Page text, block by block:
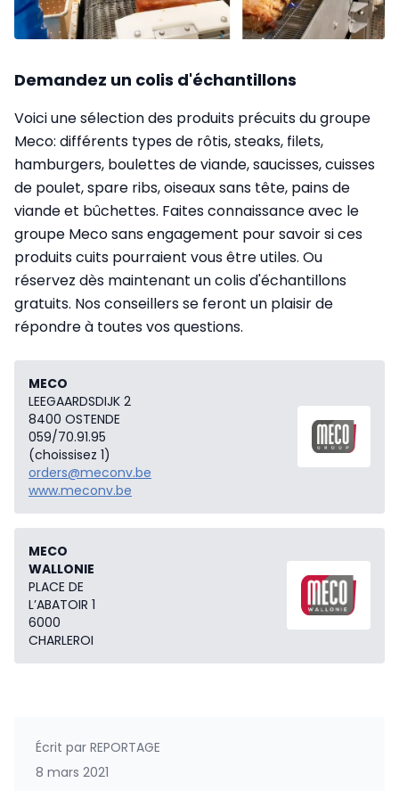
Demandez un colis d'échantillons
Voici une sélection des produits précuits du groupe
Meco: différents types de rôtis, steaks, filets,
hamburgers, boulettes de viande, saucisses, cuisses
de poulet, spare ribs, oiseaux sans tête, pains de
viande et bûchettes. Faites connaissance avec le
groupe Meco sans engagement pour savoir si ces
produits cuits pourraient vous être utiles. Ou
réservez dès maintenant un colis d'échantillons
gratuits. Nos conseillers se feront un plaisir de
répondre à toutes vos questions.
MECO
LEEGAARDSDIJK 2
8400 OSTENDE
059/70.91.95
(choissisez 1)
orders@meconv.be
www.meconv.be
MECO
WALLONIE
PLACE DE
L’ABATOIR 1
6000
CHARLEROI
Écrit par REPORTAGE
8 mars 2021